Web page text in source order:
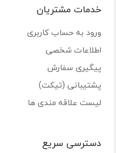
خدمات مشتریان
ورود به حساب کاربری
اطلاعات شخصی
پیگیری سفارش
پشتیبانی (تیکت)
لیست علاقه مندی ها
دسترسی سریع